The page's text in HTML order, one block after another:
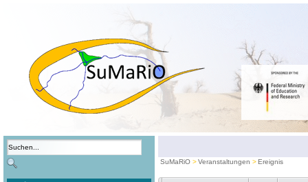
SuMaRiO Veranstaltungen Ereignis